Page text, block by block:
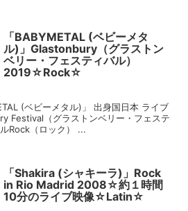
「BABYMETAL (ベビーメタ
ル)」Glastonbury（グラストン
ベリー・フェスティバル）
2019☆Rock☆
(ベビーメタル)」 出身国日本 ライブ
Festival（グラストンベリー・フェステ
Rock（ロック） ...
「Shakira (シャキーラ)」Rock
in Rio Madrid 2008☆約１時間
10分のライブ映像☆Latin☆